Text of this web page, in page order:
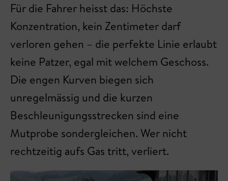
Für die Fahrer heisst das: Höchste
Konzentration, kein Zentimeter darf
verloren gehen – die perfekte Linie erlaubt
keine Patzer, egal mit welchem Geschoss.
Die engen Kurven biegen sich
unregelmässig und die kurzen
Beschleunigungsstrecken sind eine
Mutprobe sondergleichen. Wer nicht
rechtzeitig aufs Gas tritt, verliert.